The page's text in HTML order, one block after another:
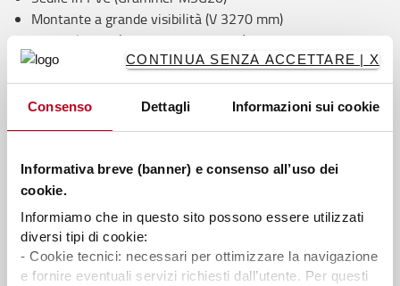
CONTINUA SENZA ACCETTARE | X
Consenso Dettagli Informazioni sui cookie
Informativa breve (banner) e consenso all’uso dei
cookie.
Informiamo che in questo sito possono essere utilizzati
diversi tipi di cookie:
- Cookie tecnici: necessari per ottimizzare la navigazione
e fornire eventuali servizi richiesti dall’utente. Per questi
Montante a grande visibilità (V 3270 mm)
Forche larghe (Lunchezza: 800 mm)
Piastra porta forche (Larghezza: 920 mm)
Distributore a 3 vie
Leve meccaniche laterali con selettore di direzione
Rallentamento a fine discesa
Servosterzo idraulico
Display multifunzione
Colonna di sterzo inclinabile con memoria
Pulsante di emergenza
Come tutti i carrelli Toyota, i carrelli controbilanciati Traigo24